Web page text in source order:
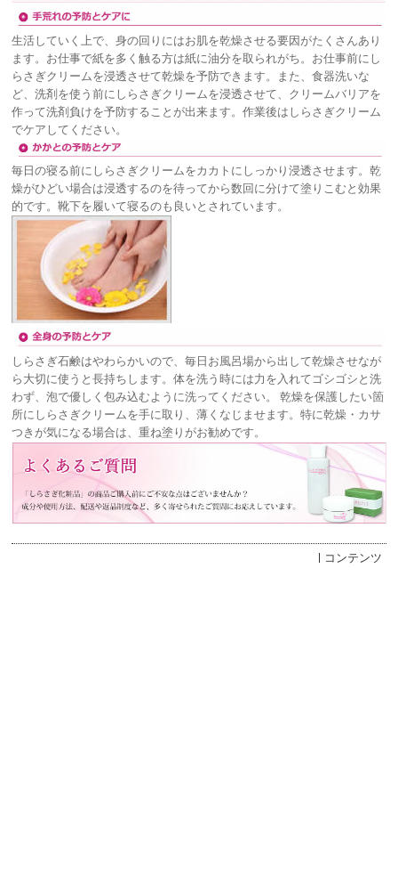
生活していく上で、身の回りにはお肌を乾燥させる要因がたくさんあり
ます。お仕事で紙を多く触る方は紙に油分を取られがち。お仕事前にし
らさぎクリームを浸透させて乾燥を予防できます。また、食器洗いな
ど、洗剤を使う前にしらさぎクリームを浸透させて、クリームバリアを
作って洗剤負けを予防することが出来ます。作業後はしらさぎクリーム
でケアしてください。
毎日の寝る前にしらさぎクリームをカカトにしっかり浸透させます。乾
燥がひどい場合は浸透するのを待ってから数回に分けて塗りこむと効果
的です。靴下を履いて寝るのも良いとされています。
しらさぎ石鹸はやわらかいので、毎日お風呂場から出して乾燥させなが
ら大切に使うと長持ちします。体を洗う時には力を入れてゴシゴシと洗
わず、泡で優しく包み込むように洗ってください。 乾燥を保護したい箇
所にしらさぎクリームを手に取り、薄くなじませます。特に乾燥・カサ
つきが気になる場合は、重ね塗りがお勧めです。
コンテンツ